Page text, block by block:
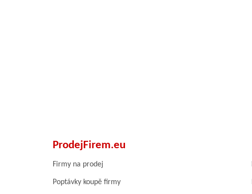
ProdejFirem.eu
Firmy na prodej
Poptávky koupě firmy